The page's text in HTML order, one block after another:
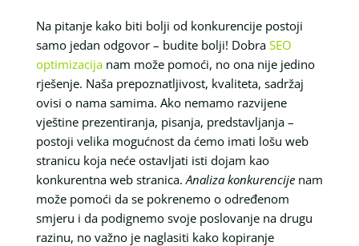
Na pitanje kako biti bolji od konkurencije postoji
samo jedan odgovor – budite bolji! Dobra SEO
optimizacijanam može pomoći, no ona nije jedino
rješenje. Naša prepoznatljivost, kvaliteta, sadržaj
ovisi o nama samima. Ako nemamo razvijene
vještine prezentiranja, pisanja, predstavljanja –
postoji velika mogućnost da ćemo imati lošu web
stranicu koja neće ostavljati isti dojam kao
konkurentna web stranica. Analiza konkurencijenam
može pomoći da se pokrenemo o određenom
smjeru i da podignemo svoje poslovanje na drugu
razinu, no važno je naglasiti kako kopiranje